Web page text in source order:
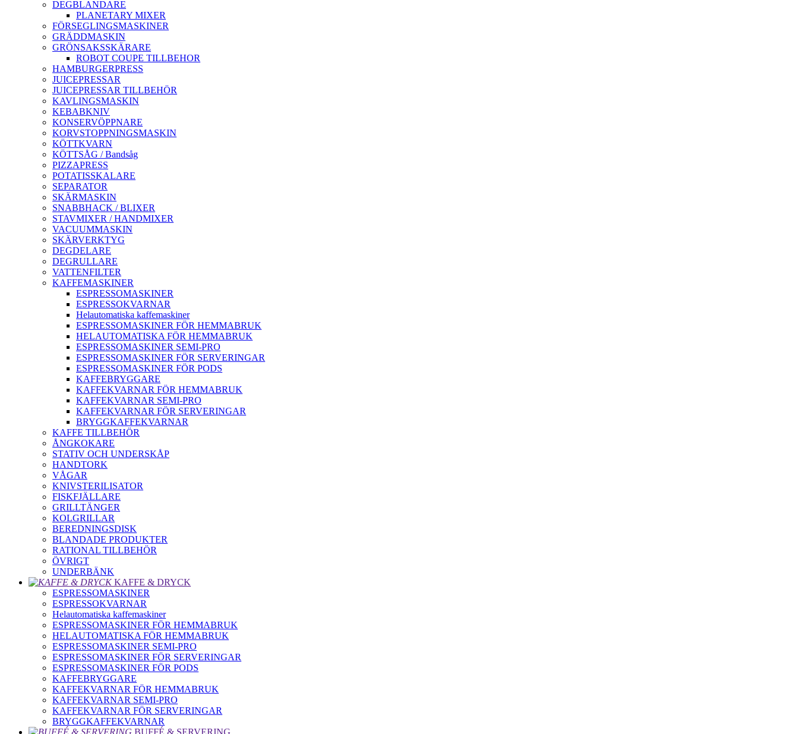
DEGBLANDARE
PLANETARY MIXER
FÖRSEGLINGSMASKINER
GRÄDDMASKIN
GRÖNSAKSSKÄRARE
ROBOT COUPE TILLBEHOR
HAMBURGERPRESS
JUICEPRESSAR
JUICEPRESSAR TILLBEHÖR
KAVLINGSMASKIN
KEBABKNIV
KONSERVÖPPNARE
KORVSTOPPNINGSMASKIN
KÖTTKVARN
KÖTTSÅG / Bandsåg
PIZZAPRESS
POTATISSKALARE
SEPARATOR
SKÄRMASKIN
SNABBHACK / BLIXER
STAVMIXER / HANDMIXER
VACUUMMASKIN
SKÄRVERKTYG
DEGDELARE
DEGRULLARE
VATTENFILTER
KAFFEMASKINER
ESPRESSOMASKINER
ESPRESSOKVARNAR
Helautomatiska kaffemaskiner
ESPRESSOMASKINER FÖR HEMMABRUK
HELAUTOMATISKA FÖR HEMMABRUK
ESPRESSOMASKINER SEMI-PRO
ESPRESSOMASKINER FÖR SERVERINGAR
ESPRESSOMASKINER FÖR PODS
KAFFEBRYGGARE
KAFFEKVARNAR FÖR HEMMABRUK
KAFFEKVARNAR SEMI-PRO
KAFFEKVARNAR FÖR SERVERINGAR
BRYGGKAFFEKVARNAR
KAFFE TILLBEHÖR
ÅNGKOKARE
STATIV OCH UNDERSKÅP
HANDTORK
VÅGAR
KNIVSTERILISATOR
FISKFJÄLLARE
GRILLTÄNGER
KOLGRILLAR
BEREDNINGSDISK
BLANDADE PRODUKTER
RATIONAL TILLBEHÖR
ÖVRIGT
UNDERBÄNK
KAFFE & DRYCK
ESPRESSOMASKINER
ESPRESSOKVARNAR
Helautomatiska kaffemaskiner
ESPRESSOMASKINER FÖR HEMMABRUK
HELAUTOMATISKA FÖR HEMMABRUK
ESPRESSOMASKINER SEMI-PRO
ESPRESSOMASKINER FÖR SERVERINGAR
ESPRESSOMASKINER FÖR PODS
KAFFEBRYGGARE
KAFFEKVARNAR FÖR HEMMABRUK
KAFFEKVARNAR SEMI-PRO
KAFFEKVARNAR FÖR SERVERINGAR
BRYGGKAFFEKVARNAR
BUFFÉ & SERVERING